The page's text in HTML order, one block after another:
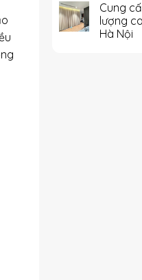
Cung
lượng
Hà Nội